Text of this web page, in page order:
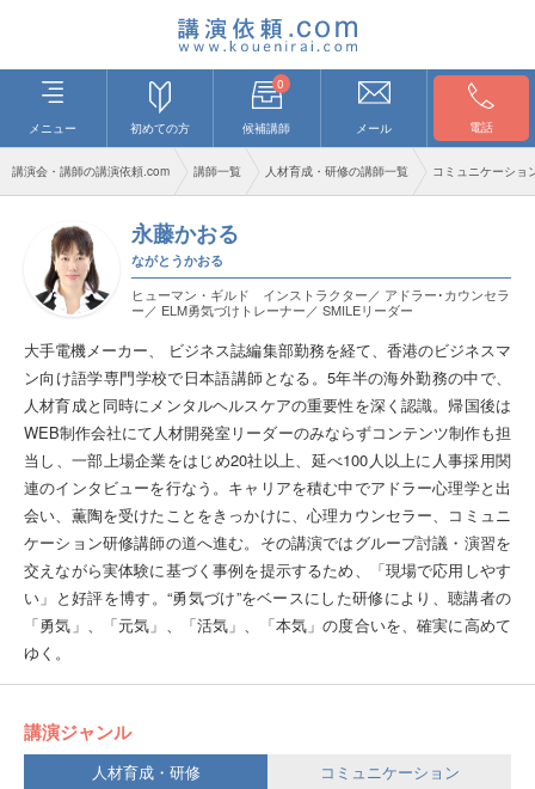
メニュー 初めての方
0
候補講師 メール 電話
講演会・講師の講演依頼.com 講師一覧 人材育成・研修の講師一覧 コミュニケーショ
永藤かおる
ながとうかおる
ヒューマン・ギルド インストラクター／ アドラー･カウンセラ
ー／ ELM勇気づけトレーナー／ SMILEリーダー
大手電機メーカー、 ビジネス誌編集部勤務を経て、香港のビジネスマ
ン向け語学専門学校で日本語講師となる。5年半の海外勤務の中で、
人材育成と同時にメンタルヘルスケアの重要性を深く認識。帰国後は
WEB制作会社にて人材開発室リーダーのみならずコンテンツ制作も担
当し、一部上場企業をはじめ20社以上、延べ100人以上に人事採用関
連のインタビューを行なう。キャリアを積む中でアドラー心理学と出
会い、薫陶を受けたことをきっかけに、心理カウンセラー、コミュニ
ケーション研修講師の道へ進む。その講演ではグループ討議・演習を
交えながら実体験に基づく事例を提示するため、「現場で応用しやす
い」と好評を博す。“勇気づけ”をベースにした研修により、聴講者の
「勇気」、「元気」、「活気」、「本気」の度合いを、確実に高めて
ゆく。
講演ジャンル
人材育成・研修
コミュニケーション